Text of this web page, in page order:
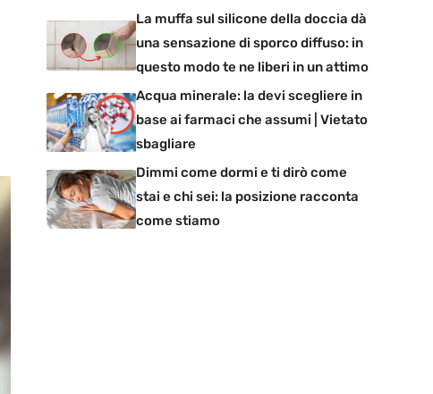
La muffa sul silicone della doccia dà
una sensazione di sporco diffuso: in
questo modo te ne liberi in un attimo
Acqua minerale: la devi scegliere in
base ai farmaci che assumi | Vietato
sbagliare
Dimmi come dormi e ti dirò come
stai e chi sei: la posizione racconta
come stiamo